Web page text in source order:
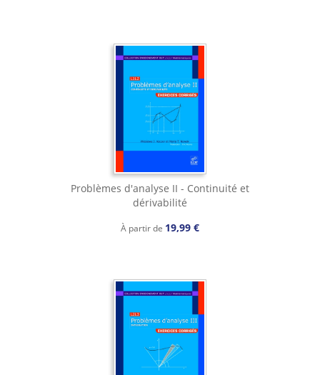
Problèmes d'analyse II - Continuité et
dérivabilité
À partir de 19,99 €